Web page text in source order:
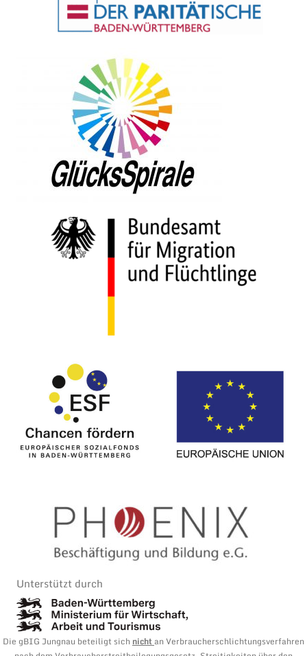
Unterstützt durch
Die gBIG Jungnau beteiligt sich nicht an Verbraucherschlichtungsverfahren